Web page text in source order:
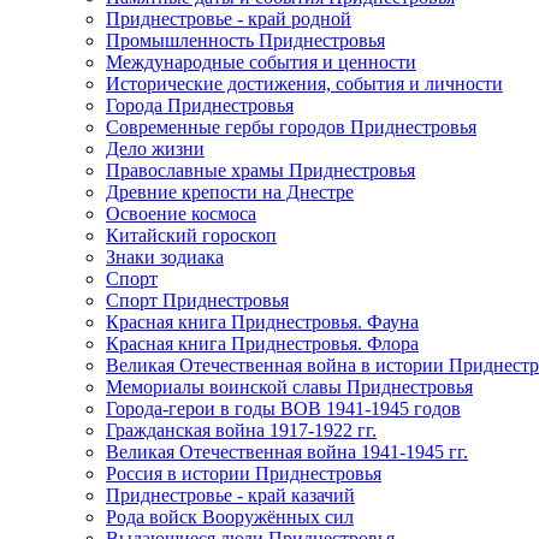
Приднестровье - край родной
Промышленность Приднестровья
Международные события и ценности
Исторические достижения, события и личности
Города Приднестровья
Современные гербы городов Приднестровья
Дело жизни
Православные храмы Приднестровья
Древние крепости на Днестре
Освоение космоса
Китайский гороскоп
Знаки зодиака
Спорт
Спорт Приднестровья
Красная книга Приднестровья. Фауна
Красная книга Приднестровья. Флора
Великая Отечественная война в истории
Мемориалы воинской славы Приднестровья
Города-герои в годы ВОВ 1941-1945 годов
Гражданская война 1917-1922 гг.
Великая Отечественная война 1941-1945 гг.
Россия в истории Приднестровья
Приднестровье - край казачий
Рода войск Вооружённых сил